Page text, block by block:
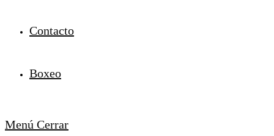
Contacto
Boxeo
Menú Cerrar